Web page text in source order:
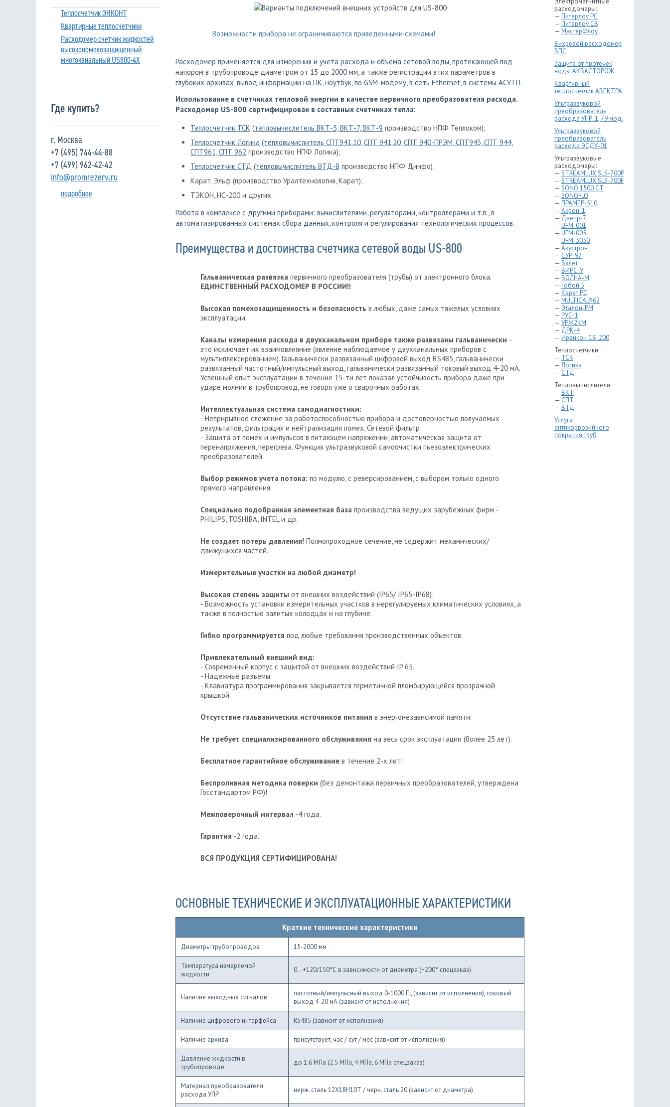
Теплосчетчик ЭНКОНТ
Квартирные теплосчетчики
Расходомер счетчик жидкостей
высокопомехозащищенный
многоканальный US800-4X
Где купить?
г. Москва
+7 (495) 744-44-88
+7 (499) 962-42-42
info@promrezerv.ru
подробнее
Возможности прибора не ограничиваются приведенными схемами!
Расходомер применяется для измерения и учета расхода и объема сетевой воды, протекающей под
напором в трубопроводе диаметром от 15 до 2000 мм, а также регистрации этих параметров в
глубоких архивах, вывод информации на ПК, ноутбук, по GSM-модему, в сеть Ethernet, в системы АСУТП.
Использование в счетчиках тепловой энергии в качестве первичного преобразователя расхода.
Расходомер US-800 сертифицирован в составных счетчиках тепла:
Теплосчетчик ТСК (тепловычислитель ВКТ-5, ВКТ-7, ВКТ-9 производство НПФ Теплоком);
Теплосчетчик Логика (тепловычислитель СПТ941.10, СПТ 941.20, СПТ 940-ПРЭМ, СПТ943, СПТ 944,
СПТ961, СПТ 962 производство НПФ Логика);
Теплосчетчик СТД (тепловычислитель ВТД-В производство НПФ Динфо);
Карат, Эльф (производство Уралтехнология, Карат);
ТЭКОН, НС-200 и других.
Работа в комплексе с другими приборами: вычислителями, регуляторами, контроллерами и т.п., в
автоматизированных системах сбора данных, контроля и регулирования технологических процессов.
Преимущества и достоинства счетчика сетевой воды US-800
Гальваническая развязка первичного преобразователя (трубы) от электронного блока.
ЕДИНСТВЕННЫЙ РАСХОДОМЕР В РОССИИ!!
Высокая помехозащищенность и безопасность в любых, даже самых тяжелых условиях
эксплуатации.
Каналы измерения расхода в двухканальном приборе также развязаны гальванически -
это исключает их взаимовлияние (явление наблюдаемое у двухканальных приборов с
мультиплексированием). Гальванически развязанный цифровой выход RS485, гальванически
развязанный частотный/импульсный выход, гальванически развязанный токовый выход 4-20 мА.
Успешный опыт эксплуатации в течение 15-ти лет показал устойчивость прибора даже при
ударе молнии в трубопровод, не говоря уже о сварочных работах.
Интеллектуальная система самодиагностики:
- Неприрывное слежение за работоспособностью прибора и достоверностью получаемых
результатов, фильтрация и нейтрализация помех. Сетевой фильтр:
- Защита от помех и импульсов в питающем напряжении, автоматическая защита от
перенапряжения, перегрева. Функция ультразвуковой самоочистки пьезоэлектрических
преобразователей.
Выбор режимов учета потока: по модулю, с реверсированием, с выбором только одного
прямого направления.
Специально подобранная элементная база производства ведущих зарубежных фирм -
PHILIPS, TOSHIBA, INTEL и др.
Не создает потерь давления! Полнопроходное сечение, не содержит механических/
движущихся частей.
Измерительные участки на любой диаметр!
Высокая степень защиты от внешних воздействий (IP65/ IP65-IP68):
- Возможность установки измерительных участков в нерегулируемых климатических условиях, а
также в полностью залитых колодцах и на глубине.
Гибко программируется под любые требования производственных объектов.
Привлекательный внешний вид:
- Современный корпус с защитой от внешних воздействий IP 65.
- Надежные разъемы.
- Клавиатура программирования закрывается герметичной пломбирующейся прозрачной
крышкой.
Отсутствие гальванических источников питания в энергонезависимой памяти.
Не требует специализированного обслуживания на весь срок эксплуатации (более 25 лет).
Бесплатное гарантийное обслуживание в течение 2-х лет!
Беспроливная методика поверки (без демонтажа первичных преобразователей, утверждена
Госстандартом РФ)!
Межповерочный интервал -4 года.
Гарантия -2 года.
ВСЯ ПРОДУКЦИЯ СЕРТИФИЦИРОВАНА!
ОСНОВНЫЕ ТЕХНИЧЕСКИЕ И ЭКСПЛУАТАЦИОННЫЕ ХАРАКТЕРИСТИКИ
Краткие технические характеристики
Диаметры трубопроводов 15-2000 мм
Температура измеряемой
жидкости
0...+120/150°С в зависимости от диаметра (+200° спецзаказ)
Наличие выходных сигналов
частотный/импульсный выход 0-1000 Гц (зависит от исполнения), токовый
выход 4-20 мА (зависит от исполнения)
Наличие цифрового интерфейса RS485 (зависит от исполнения)
Наличие архива присутствует, час / сут / мес (зависит от исполнения)
Давление жидкости в
трубопроводе
до 1.6 МПа (2.5 МПа, 4 МПа, 6 МПа спецзаказ)
Материал преобразователя
расхода УПР
нерж. сталь 12Х18Н10Т / черн. сталь 20 (зависит от диаметра)
расходомеры:
— Питерлоу РС
— Питерлоу СВ
— МастерФлоу
Вихревой расходомер
ВПС
Защита от протечек
воды АКВАСТОРОЖ
Квартирный
теплосчетчик АВЕКТРА
Ультразвуковой
преобразователь
расхода УПР-1, 79 мод.
Ультразвуковой
преобразователь
расхода ЭСДУ-01
Ультразвуковые
расходомеры:
— STREAMLUX SLS-700P
— STREAMLUX SLS-700F
— SONO 1500 CT
— SONOFLO
— ПРАМЕР-510
— Акрон-1
— Днепр-7
— UFM-001
— UFM-005
— UFM-3030
— Акустрон
— СУР-97
— Взлет
— ВИРС-У
— ВОЛНА-М
— Гобой 5
— Карат РС
— MULTICAL®62
— Эталон-РМ
— РУС-1
— УРЖ2КМ
— ДРК-4
— Ирвикон СВ-200
Теплосчетчики:
— ТСК
—Логика
— СТД
Тепловычислители:
— ВКТ
— СПТ
— ВТД
Услуга
антикоррозийного
покрытия труб